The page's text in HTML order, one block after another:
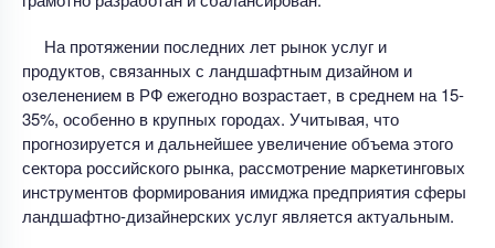
На протяжении последних лет рынок услуг и
продуктов, связанных с ландшафтным дизайном и
озеленением в РФ ежегодно возрастает, в среднем на 15-
35%, особенно в крупных городах. Учитывая, что
прогнозируется и дальнейшее увеличение объема этого
сектора российского рынка, рассмотрение маркетинговых
инструментов формирования имиджа предприятия сферы
ландшафтно-дизайнерских услуг является актуальным.